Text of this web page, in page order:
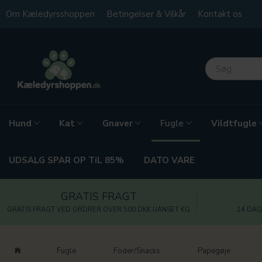
Om Kæledyrsshoppen Betingelser & Vilkår Kontakt os
Hund Kat Gnaver Fugle Vildtfugle
UDSALG SPAR OP TiL 85% DATO VARE
GRATIS FRAGT
GRATIS FRAGT VED ORDRER OVER 500 DKK UANSET KG 14
Fugle Foder/Snacks Papegøje